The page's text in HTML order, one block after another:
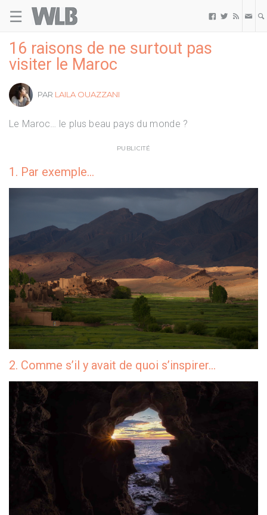
☰   
16 raisons de ne surtout pas
visiter le Maroc
PAR LAILA OUAZZANI
Le Maroc… le plus beau pays du monde ?
PUBLICITÉ
1. Par exemple…
2. Comme s’il y avait de quoi s’inspirer…